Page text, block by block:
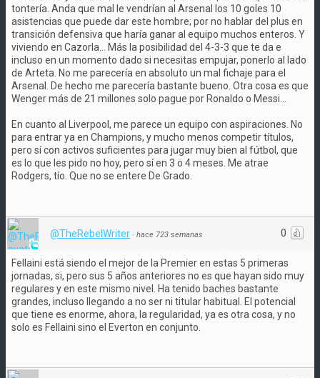
tontería. Anda que mal le vendrían al Arsenal los 10 goles 10
asistencias que puede dar este hombre; por no hablar del plus en
transición defensiva que haría ganar al equipo muchos enteros. Y
viviendo en Cazorla... Más la posibilidad del 4-3-3 que te da e
incluso en un momento dado si necesitas empujar, ponerlo al lado
de Arteta. No me parecería en absoluto un mal fichaje para el
Arsenal. De hecho me parecería bastante bueno. Otra cosa es que
Wenger más de 21 millones solo pague por Ronaldo o Messi...
En cuanto al Liverpool, me parece un equipo con aspiraciones. No
para entrar ya en Champions, y mucho menos competir títulos,
pero sí con activos suficientes para jugar muy bien al fútbol, que
es lo que les pido no hoy, pero sí en 3 o 4 meses. Me atrae
Rodgers, tío. Que no se entere De Grado.
0
@TheRebelWriter · hace 723 semanas
Fellaini está siendo el mejor de la Premier en estas 5 primeras
jornadas, si, pero sus 5 años anteriores no es que hayan sido muy
regulares y en este mismo nivel. Ha tenido baches bastante
grandes, incluso llegando a no ser ni titular habitual. El potencial
que tiene es enorme, ahora, la regularidad, ya es otra cosa, y no
solo es Fellaini sino el Everton en conjunto.